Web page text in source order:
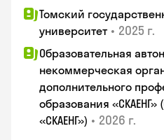
Томский
университет • 2025 г.
Образовательная
некоммерческая
дополнительного
образования «СКАЕНГ»
«СКАЕНГ») • 2026 г.